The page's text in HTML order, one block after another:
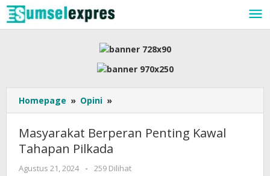
Lewati
ke
konten
Homepage » Opini »
Berperan
Kawal
Pilkada
Masyarakat Berperan Penting Kawal
Tahapan Pilkada
Agustus 21, 2024 oleh
-
259 Dilihat